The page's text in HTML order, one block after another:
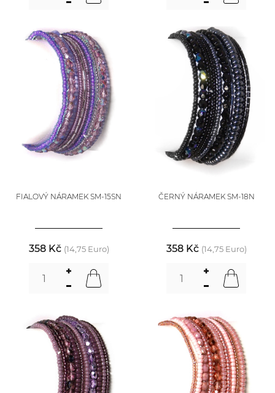
FIALOVÝ NÁRAMEK SM-15SN
358 Kč (14,75 Euro)
ČERNÝ NÁRAMEK SM-18N
358 Kč (14,75 Euro)